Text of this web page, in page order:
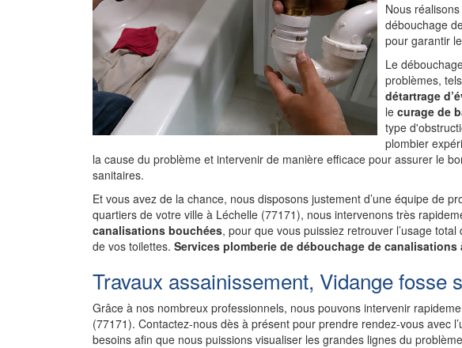
Nous
débouchage
pour garantir
Le
problèmes,
détartrage
le curage de
type
plombier
la cause du problème et intervenir de manière efficace pour assurer le
sanitaires.
Et vous avez de la chance, nous disposons justement d’une équipe de
quartiers de votre ville à Léchelle (77171), nous intervenons très
canalisations bouchées, pour que vous puissiez retrouver l’usage
de vos toilettes. Services plomberie de débouchage de canalisations
Travaux assainissement, Vidange fosse
Grâce à nos nombreux professionnels, nous pouvons intervenir
(77171). Contactez-nous dès à présent pour prendre rendez-vous avec
besoins afin que nous puissions visualiser les grandes lignes du